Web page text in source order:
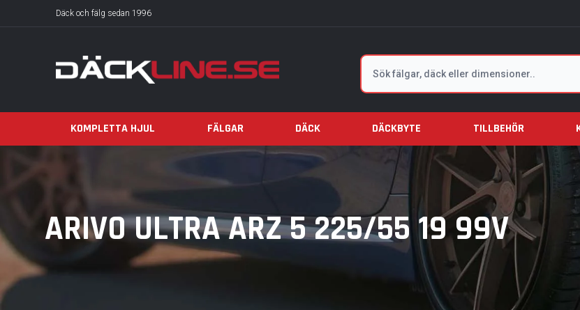
Däck och fälg sedan 1996
Sök
KOMPLETTA HJUL FÄLGAR DÄCK DÄCKBYTE TILLBEHÖR
ARIVO ULTRA ARZ 5 225/55 19 99V